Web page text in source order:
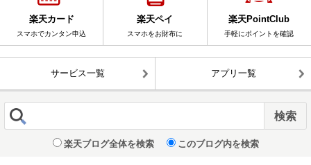
楽天カード
スマホでカンタン申込
楽天ペイ
スマホをお財布に
楽天PointClub
手軽にポイントを確認
サービス一覧 アプリ一覧
楽天ブログ全体を検索 このブログ内を検索